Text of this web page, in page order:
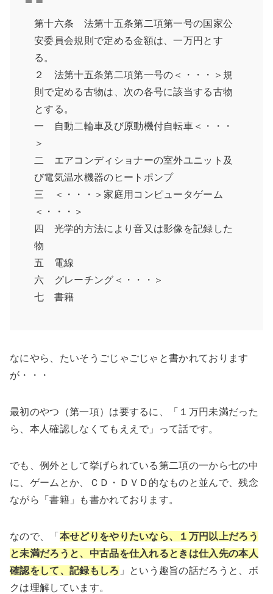
第十六条 法第十五条第二項第一号の国家公
安委員会規則で定める金額は、一万円とす
る。
２ 法第十五条第二項第一号の＜・・・＞規
則で定める古物は、次の各号に該当する古物
とする。
一 自動二輪車及び原動機付自転車＜・・・
＞
二 エアコンディショナーの室外ユニット及
び電気温水機器のヒートポンプ
三 ＜・・・＞家庭用コンピュータゲーム
＜・・・＞
四 光学的方法により音又は影像を記録した
物
五 電線
六 グレーチング＜・・・＞
七 書籍
なにやら、たいそうごじゃごじゃと書かれております
が・・・
最初のやつ（第一項）は要するに、「１万円未満だった
ら、本人確認しなくてもええで」って話です。
でも、例外として挙げられている第二項の一から七の中
に、ゲームとか、ＣＤ・ＤＶＤ的なものと並んで、残念
ながら「書籍」も書かれております。
なので、「 本せどりをやりたいなら、１万円以上だろう
と未満だろうと、中古品を仕入れるときは仕入先の本人
確認をして、 記録も しろ 」という趣旨の話だろうと、ボ
クは理解しています。